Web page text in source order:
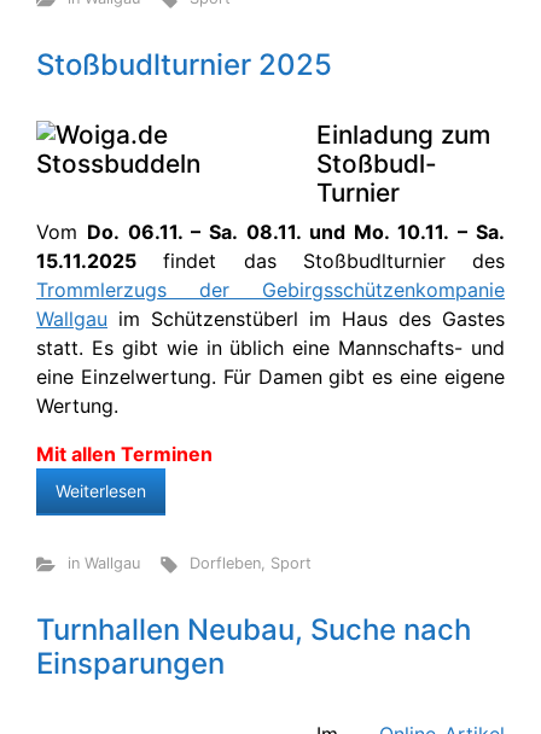
Stoßbudlturnier 2025
Einladung zum
Stoßbudl-
Turnier
Vom Do. 06.11. – Sa. 08.11. und Mo. 10.11. – Sa.
15.11.2025 findet das Stoßbudlturnier des
Trommlerzugs der Gebirgsschützenkompanie
Wallgau im Schützenstüberl im Haus des Gastes
statt. Es gibt wie in üblich eine Mannschafts- und
eine Einzelwertung. Für Damen gibt es eine eigene
Wertung.
Mit allen Terminen
Weiterlesen
in Wallgau Dorfleben, Sport
Turnhallen Neubau, Suche nach
Einsparungen